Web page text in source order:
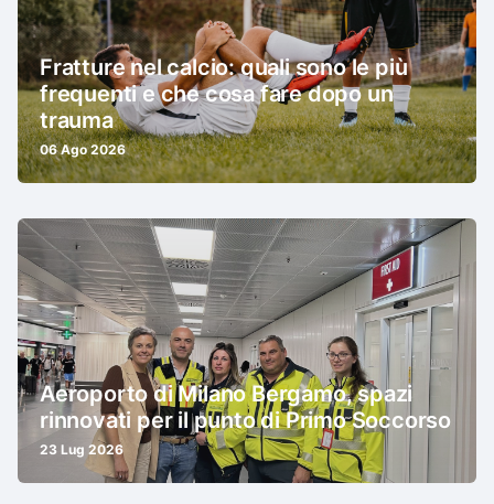
Fratture nel calcio: quali sono le più
frequenti e che cosa fare dopo un
trauma
06 Ago 2026
Aeroporto di Milano Bergamo, spazi
rinnovati per il punto di Primo Soccorso
23 Lug 2026